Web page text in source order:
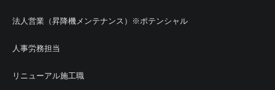
法人営業（昇降機メンテナンス）※ポテンシャル
人事労務担当
リニューアル施工職